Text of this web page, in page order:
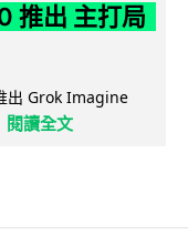
推出 主打局
出 Grok Imagine
閱讀全文